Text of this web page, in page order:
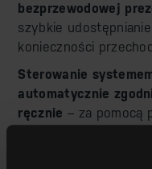
bezprzewodowej
szybkie
konieczności
Sterowanie
automatycznie
ręcznie – za pomocą
zintegrowanie